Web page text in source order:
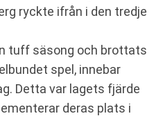
ryckte ifrån i den tredje
tuff säsong och brottats
spel, innebar
Detta var lagets fjärde
deras plats i